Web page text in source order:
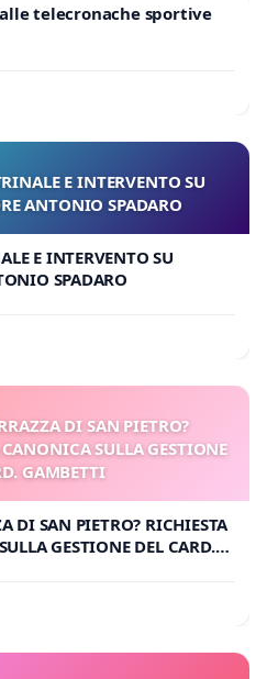
telecronache sportive
E INTERVENTO SU
ANTONIO SPADARO
E INTERVENTO SU
SPADARO
DI SAN PIETRO?
SULLA GESTIONE
GAMBETTI
DI SAN PIETRO? RICHIESTA
GESTIONE DEL CARD.